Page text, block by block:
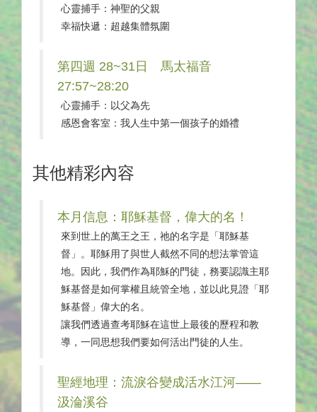
心靈捕手：神聖的父親
幸福快遞：超越集體氛圍
第四週 28~31日 馬太福音
27:57~28:20
心靈捕手：以父為先
感恩會客室：我人生中第一個孩子的婚禮
其他精彩內容
本月信息：耶穌基督，偉大的名！
來到世上的萬王之王，祂的名字是「耶穌基
督」。耶穌用了與世人截然不同的想法掌管這
地。因此，我們作為耶穌的門徒，務要認識主耶
穌基督是如何掌權且統管全地，並以此見證「耶
穌基督」偉大的名。
讓我們透過查考耶穌在這世上最後的歷程和教
導，一同思想我們要如何活出門徒的人生。
聖經地理：流淚谷變成活水江河——
汲淪溪谷